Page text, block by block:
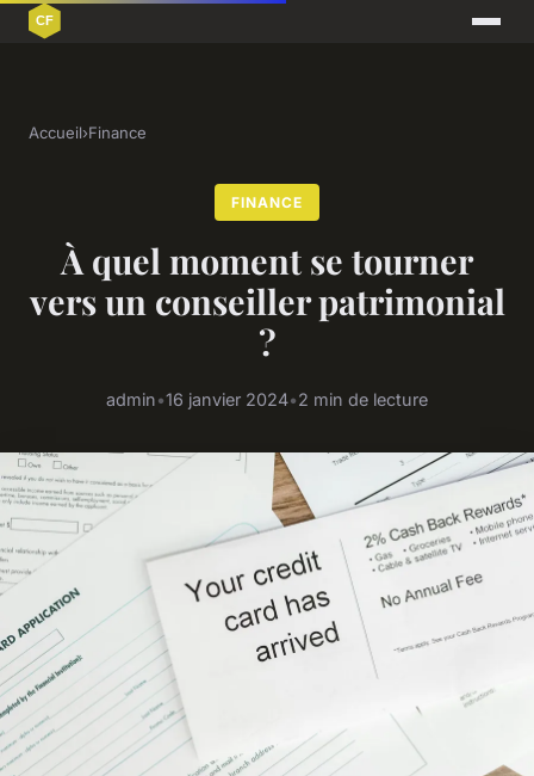
Accueil›Finance
FINANCE
À quel moment se tourner
vers un conseiller patrimonial
?
admin•16 janvier 2024•2 min de lecture